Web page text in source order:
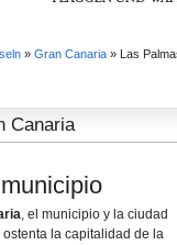
» Gran Canaria» Las
Canaria
, el municipio y la ciudad
la capitalidad de la